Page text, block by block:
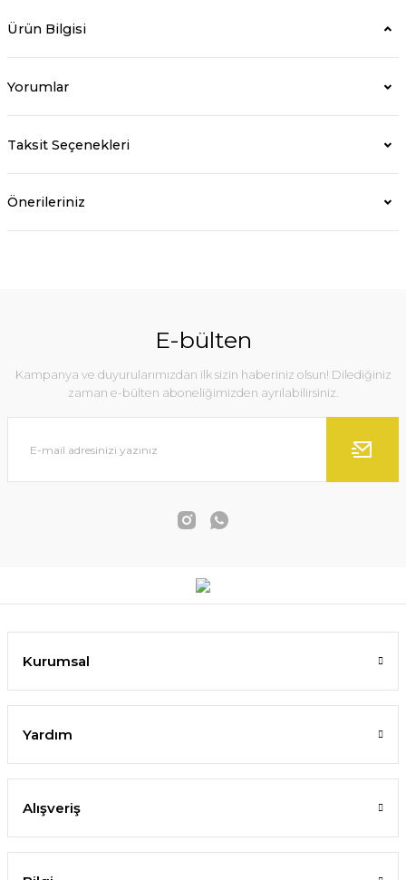
Ürün Bilgisi
Yorumlar
Taksit Seçenekleri
Önerileriniz
E-bülten
Kampanya ve duyurularımızdan ilk sizin haberiniz olsun! Dilediğiniz
zaman e-bülten aboneliğimizden ayrılabilirsiniz.
Kurumsal
Yardım
Alışveriş